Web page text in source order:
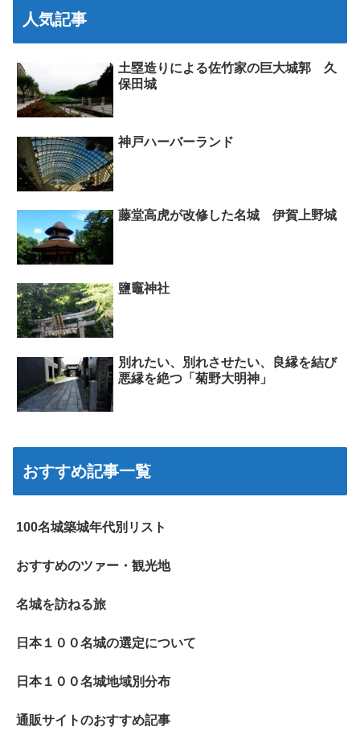
人気記事
土塁造りによる佐竹家の巨大城郭 久
保田城
神戸ハーバーランド
藤堂高虎が改修した名城 伊賀上野城
鹽竈神社
別れたい、別れさせたい、良縁を結び
悪縁を絶つ「菊野大明神」
おすすめ記事一覧
100名城築城年代別リスト
おすすめのツァー・観光地
名城を訪ねる旅
日本１００名城の選定について
日本１００名城地域別分布
通販サイトのおすすめ記事